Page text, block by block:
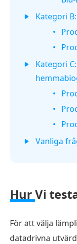
Kategori
Kategori
Vanliga
HurVi
För att välja
datadrivna